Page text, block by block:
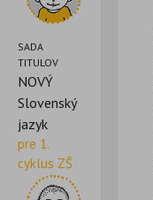
SADA
TITULOV
NOVÝ
Slovenský
jazyk
pre 1.
cyklus ZŠ